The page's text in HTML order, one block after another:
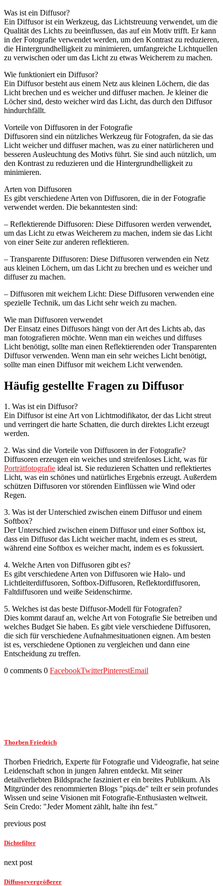
Was ist ein Diffusor?
Ein Diffusor ist ein Werkzeug, das Lichtstreuung verwendet, um die
Qualität des Lichts zu beeinflussen, das auf ein Motiv trifft. Er kann
in der Fotografie verwendet werden, um den Kontrast zu reduzieren,
die Hintergrundhelligkeit zu minimieren, umfangreiche Lichtquellen
zu verwischen oder um das Licht zu etwas Weicherem zu machen.
Wie funktioniert ein Diffusor?
Ein Diffusor besteht aus einem Netz aus kleinen Löchern, die das
Licht brechen und es weicher und diffuser machen. Je kleiner die
Löcher sind, desto weicher wird das Licht, das durch den Diffusor
hindurchfällt.
Vorteile von Diffusoren in der Fotografie
Diffusoren sind ein nützliches Werkzeug für Fotografen, da sie das
Licht weicher und diffuser machen, was zu einer natürlicheren und
besseren Ausleuchtung des Motivs führt. Sie sind auch nützlich, um
den Kontrast zu reduzieren und die Hintergrundhelligkeit zu
minimieren.
Arten von Diffusoren
Es gibt verschiedene Arten von Diffusoren, die in der Fotografie
verwendet werden. Die bekanntesten sind:
– Reflektierende Diffusoren: Diese Diffusoren werden verwendet,
um das Licht zu etwas Weicherem zu machen, indem sie das Licht
von einer Seite zur anderen reflektieren.
– Transparente Diffusoren: Diese Diffusoren verwenden ein Netz
aus kleinen Löchern, um das Licht zu brechen und es weicher und
diffuser zu machen.
– Diffusoren mit weichem Licht: Diese Diffusoren verwenden eine
spezielle Technik, um das Licht sehr weich zu machen.
Wie man Diffusoren verwendet
Der Einsatz eines Diffusors hängt von der Art des Lichts ab, das
man fotografieren möchte. Wenn man ein weiches und diffuses
Licht benötigt, sollte man einen Reflektierenden oder Transparenten
Diffusor verwenden. Wenn man ein sehr weiches Licht benötigt,
sollte man einen Diffusor mit weichem Licht verwenden.
Häufig gestellte Fragen zu Diffusor
1. Was ist ein Diffusor?
Ein Diffusor ist eine Art von Lichtmodifikator, der das Licht streut
und verringert die harte Schatten, die durch direktes Licht erzeugt
werden.
2. Was sind die Vorteile von Diffusoren in der Fotografie?
Diffusoren erzeugen ein weiches und streifenloses Licht, was für
Porträtfotografie ideal ist. Sie reduzieren Schatten und reflektiertes
Licht, was ein schönes und natürliches Ergebnis erzeugt. Außerdem
schützen Diffusoren vor störenden Einflüssen wie Wind oder
Regen.
3. Was ist der Unterschied zwischen einem Diffusor und einem
Softbox?
Der Unterschied zwischen einem Diffusor und einer Softbox ist,
dass ein Diffusor das Licht weicher macht, indem es es streut,
während eine Softbox es weicher macht, indem es es fokussiert.
4. Welche Arten von Diffusoren gibt es?
Es gibt verschiedene Arten von Diffusoren wie Halo- und
Lichtleiterdiffusoren, Softbox-Diffusoren, Reflektordiffusoren,
Faltdiffusoren und weiße Seidenschirme.
5. Welches ist das beste Diffusor-Modell für Fotografen?
Dies kommt darauf an, welche Art von Fotografie Sie betreiben und
welches Budget Sie haben. Es gibt viele verschiedene Diffusoren,
die sich für verschiedene Aufnahmesituationen eignen. Am besten
ist es, verschiedene Optionen zu vergleichen und dann eine
Entscheidung zu treffen.
0 comments 0 FacebookTwitterPinterestEmail
Thorben Friedrich
Thorben Friedrich, Experte für Fotografie und Videografie, hat seine
Leidenschaft schon in jungen Jahren entdeckt. Mit seiner
detailverliebten Bildsprache fasziniert er ein breites Publikum. Als
Mitgründer des renommierten Blogs "piqs.de" teilt er sein profundes
Wissen und seine Visionen mit Fotografie-Enthusiasten weltweit.
Sein Credo: "Jeder Moment zählt, halte ihn fest."
previous post
Dichtefilter
next post
Diffusorvergrößerer